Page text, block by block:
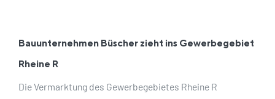
Bauunternehmen Büscher zieht ins Gewerbegebiet
Rheine R
Die Vermarktung des Gewerbegebietes Rheine R